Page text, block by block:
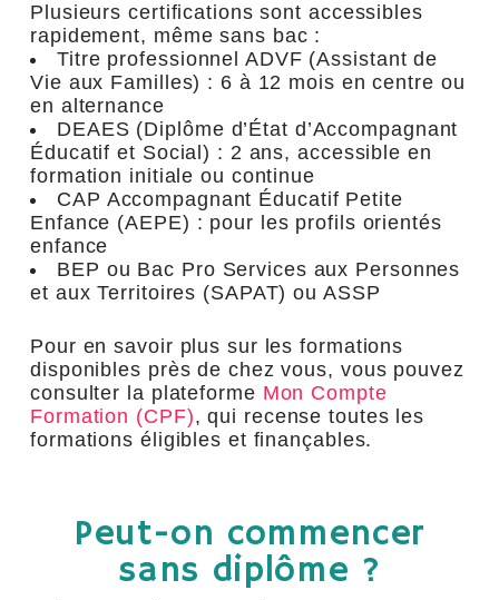
Plusieurs certifications sont accessibles
rapidement, même sans bac :
Titre professionnel ADVF (Assistant de
Vie aux Familles) : 6 à 12 mois en centre ou
en alternance
DEAES (Diplôme d’État d’Accompagnant
Éducatif et Social) : 2 ans, accessible en
formation initiale ou continue
CAP Accompagnant Éducatif Petite
Enfance (AEPE) : pour les profils orientés
enfance
BEP ou Bac Pro Services aux Personnes
et aux Territoires (SAPAT) ou ASSP
Pour en savoir plus sur les formations
disponibles près de chez vous, vous pouvez
consulter la plateforme Mon Compte
Formation (CPF), qui recense toutes les
formations éligibles et finançables.
Peut-on commencer
sans diplôme ?